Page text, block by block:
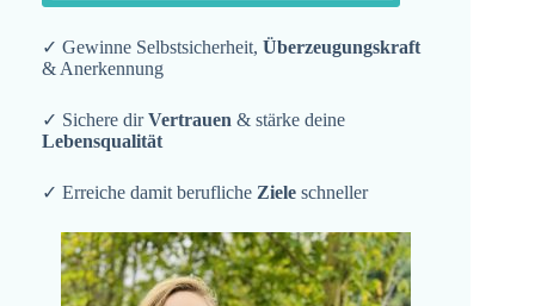
✓ Gewinne Selbstsicherheit, Überzeugungskraft
& Anerkennung
✓ Sichere dirVertrauen & stärke deine
Lebensqualität
✓ Erreiche damit berufliche Ziele schneller